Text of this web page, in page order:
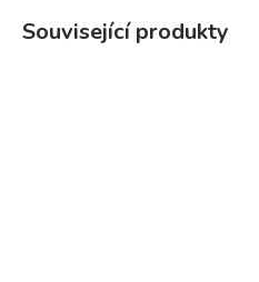
Související produkty